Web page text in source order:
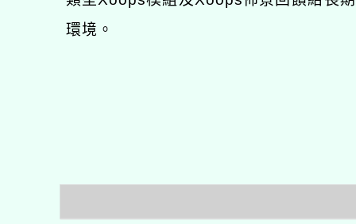
環境。